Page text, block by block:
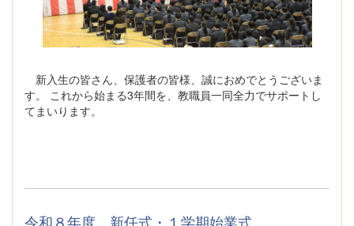
新入生の皆さん、保護者の皆様、誠におめでとうございま
す。 これから始まる3年間を、教職員一同全力でサポートし
てまいります。
令和８年度 新任式・１学期始業式